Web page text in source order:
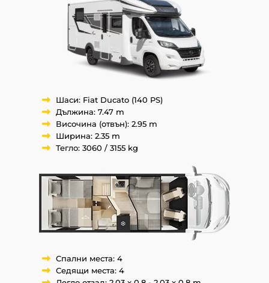
Шаси: Fiat Ducato (140 PS)
Дължина: 7.47 m
Височина (отвън): 2.95 m
Ширина: 2.35 m
Тегло: 3060 / 3155 kg
Спални места: 4
Седящи места: 4